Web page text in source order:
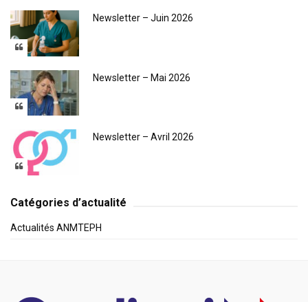
Newsletter – Juin 2026
Newsletter – Mai 2026
Newsletter – Avril 2026
Catégories d’actualité
Actualités ANMTEPH